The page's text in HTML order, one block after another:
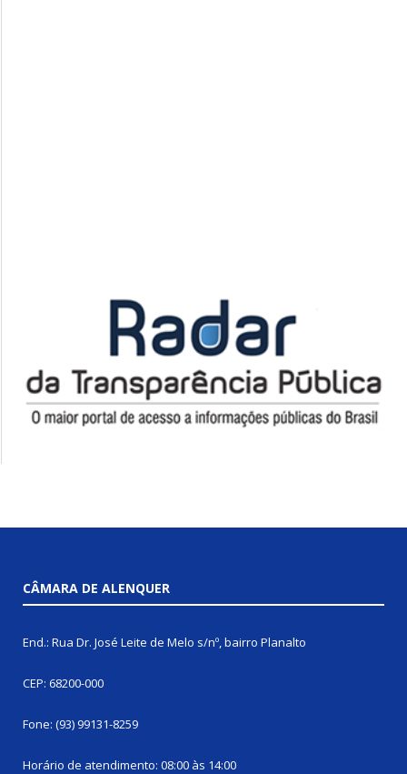
CÂMARA DE ALENQUER
End.: Rua Dr. José Leite de Melo s/nº, bairro Planalto
CEP: 68200-000
Fone: (93) 99131-8259
Horário de atendimento: 08:00 às 14:00